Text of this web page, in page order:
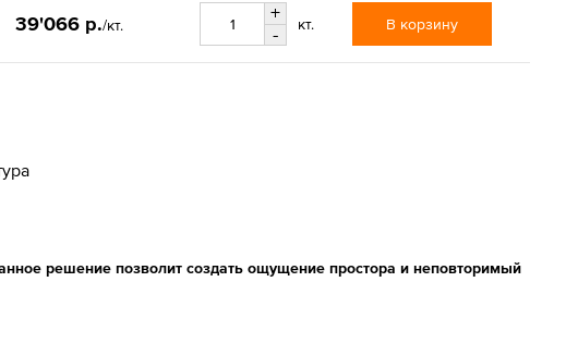
39'066 р./кт.
+
-
кт. В корзину
решение позволит создать ощущение простора и неповторимый